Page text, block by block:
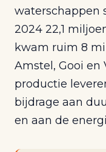
waterschappen
2024 22,1
kwam ruim 8
Amstel, Gooi en
productie
bijdrage aan
en aan de